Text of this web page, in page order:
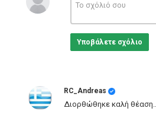
Κατηγορίες
ταινία ,movie
Υποβάλετε σχόλιο
RC_Andreas
Διορθώθηκε καλή θέαση..